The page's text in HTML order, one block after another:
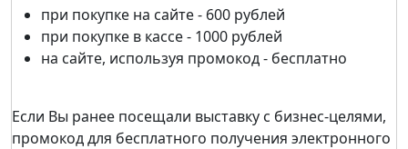
при покупке на сайте - 600 рублей
при покупке в кассе - 1000 рублей
на сайте, используя промокод - бесплатно
Если Вы ранее посещали выставку c бизнес-целями,
промокод для бесплатного получения электронного